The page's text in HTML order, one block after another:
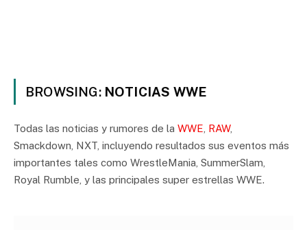
BROWSING: NOTICIAS WWE
Todas las noticias y rumores de la WWE RAW,
Smackdown, NXT, incluyendo resultados sus eventos más
importantes tales como WrestleMania, SummerSlam,
Royal Rumble, y las principales super estrellas WWE.